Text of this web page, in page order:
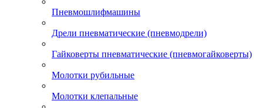
Пневмошлифмашины
Дрели пневматические (пневмодрели)
Гайковерты пневматические (пневмогайковерты)
Молотки рубильные
Молотки клепальные